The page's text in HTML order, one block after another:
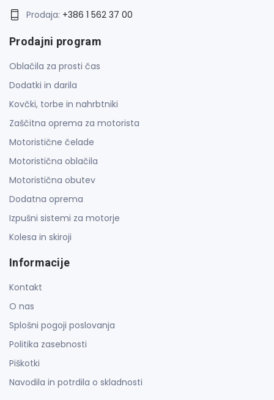
Prodaja: +386 1 562 37 00
Prodajni program
Oblačila za prosti čas
Dodatki in darila
Kovčki, torbe in nahrbtniki
Zaščitna oprema za motorista
Motoristične čelade
Motoristična oblačila
Motoristična obutev
Dodatna oprema
Izpušni sistemi za motorje
Kolesa in skiroji
Informacije
Kontakt
O nas
Splošni pogoji poslovanja
Politika zasebnosti
Piškotki
Navodila in potrdila o skladnosti